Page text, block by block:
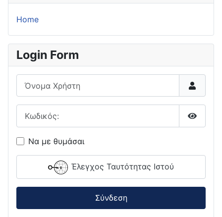
Home
Login Form
Όνομα Χρήστη
Να με θυμάσαι
Έλεγχος Ταυτότητας Ιστού
Σύνδεση